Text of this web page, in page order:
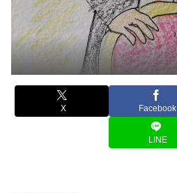
X Facebook
LINE